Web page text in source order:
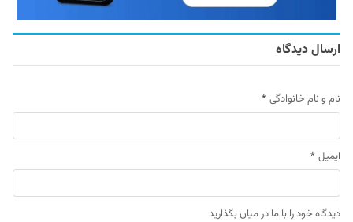
ارسال دیدگاه
نام و نام خانوادگی *
ایمیل *
دیدگاه خود را با ما در میان بگذارید